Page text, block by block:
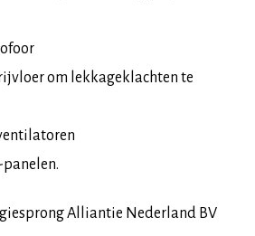
om lekkageklachten te
panelen.
Alliantie Nederland BV